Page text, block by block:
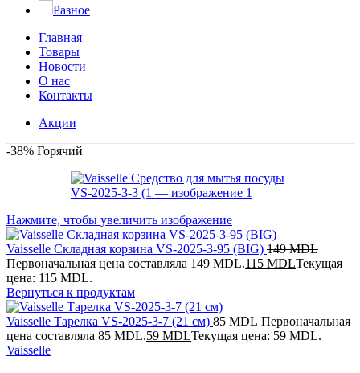
Разное
Главная
Товары
Новости
О нас
Контакты
Акции
-38% Горячий
Нажмите, чтобы увеличить изображение
Vaisselle Складная корзина VS-2025-3-95 (BIG) 149MDL
Первоначальная цена составляла 149 MDL.115 MDLТекущая
цена: 115 MDL.
Вернуться к продуктам
Vaisselle Тарелка VS-2025-3-7 (21 см) 85MDL Первоначальная
цена составляла 85 MDL.59 MDLТекущая цена: 59 MDL.
Vaisselle